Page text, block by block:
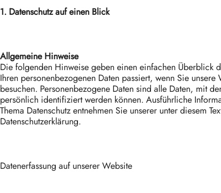
1. Datenschutz auf einen Blick
Allgemeine Hinweise
Die folgenden Hinweise geben einen einfachen Überblick
Ihren personenbezogenen Daten passiert, wenn Sie unsere
besuchen. Personenbezogene Daten sind alle Daten, mit
persönlich identifiziert werden können. Ausführliche
Thema Datenschutz entnehmen Sie unserer unter diesem
Datenschutzerklärung.
Datenerfassung auf unserer Website